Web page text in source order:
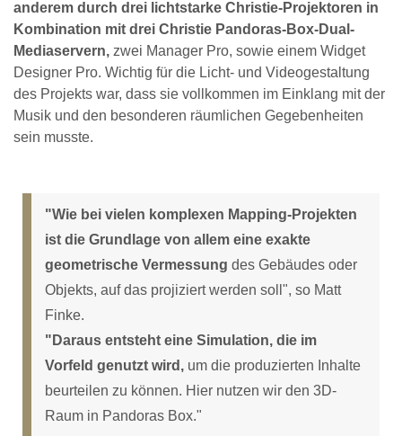
anderem durch drei lichtstarke Christie-Projektoren in
Kombination mit drei Christie Pandoras-Box-Dual-
Mediaservern, zwei Manager Pro, sowie einem Widget
Designer Pro. Wichtig für die Licht- und Videogestaltung
des Projekts war, dass sie vollkommen im Einklang mit der
Musik und den besonderen räumlichen Gegebenheiten
sein musste.
"Wie bei vielen komplexen Mapping-Projekten
ist die Grundlage von allem eine exakte
geometrische Vermessung des Gebäudes oder
Objekts, auf das projiziert werden soll", so Matt
Finke.
"Daraus entsteht eine Simulation, die im
Vorfeld genutzt wird, um die produzierten Inhalte
beurteilen zu können. Hier nutzen wir den 3D-
Raum in Pandoras Box."